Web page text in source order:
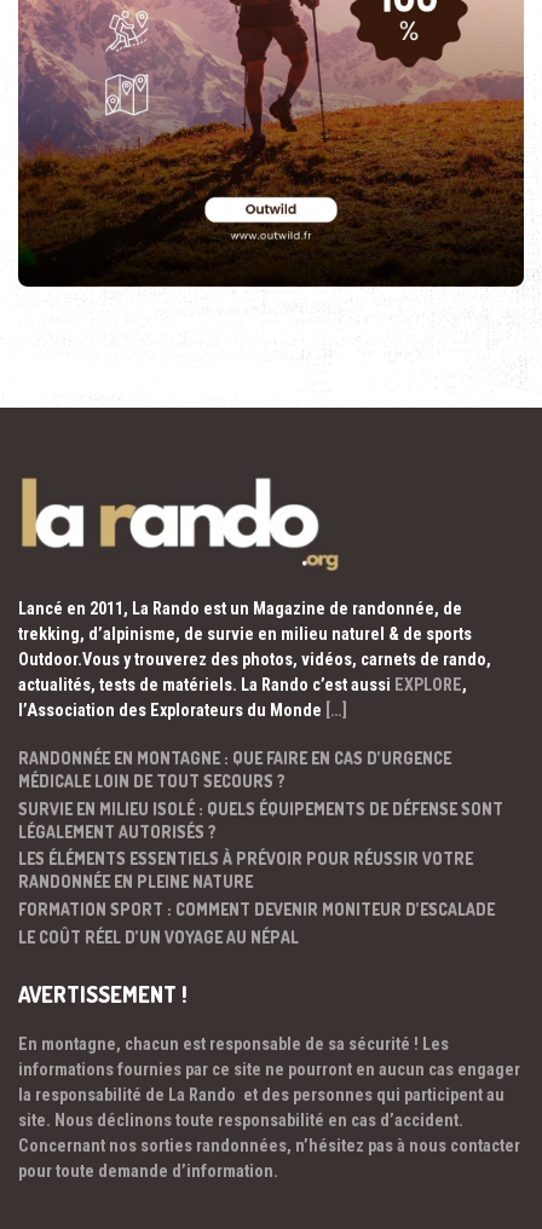
Lancé en 2011, La Rando est un Magazine de randonnée, de
trekking, d’alpinisme, de survie en milieu naturel & de sports
Outdoor.Vous y trouverez des photos, vidéos, carnets de rando,
actualités, tests de matériels. La Rando c’est aussi EXPLORE,
l’Association des Explorateurs du Monde […]
RANDONNÉE EN MONTAGNE : QUE FAIRE EN CAS D’URGENCE
MÉDICALE LOIN DE TOUT SECOURS ?
SURVIE EN MILIEU ISOLÉ : QUELS ÉQUIPEMENTS DE DÉFENSE SONT
LÉGALEMENT AUTORISÉS ?
LES ÉLÉMENTS ESSENTIELS À PRÉVOIR POUR RÉUSSIR VOTRE
RANDONNÉE EN PLEINE NATURE
FORMATION SPORT : COMMENT DEVENIR MONITEUR D’ESCALADE
LE COÛT RÉEL D’UN VOYAGE AU NÉPAL
AVERTISSEMENT !
En montagne, chacun est responsable de sa sécurité ! Les
informations fournies par ce site ne pourront en aucun cas engager
la responsabilité de La Rando et des personnes qui participent au
site. Nous déclinons toute responsabilité en cas d’accident.
Concernant nos sorties randonnées, n’hésitez pas à nous contacter
pour toute demande d’information.